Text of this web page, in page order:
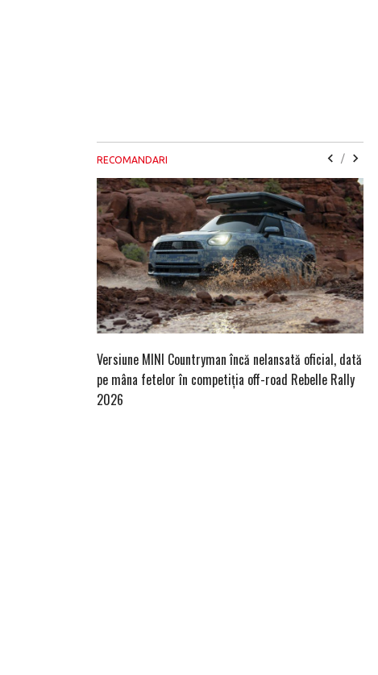
RECOMANDARI /
Versiune MINI Countryman încă nelansată oficial, dată
pe mâna fetelor în competiția off-road Rebelle Rally
2026